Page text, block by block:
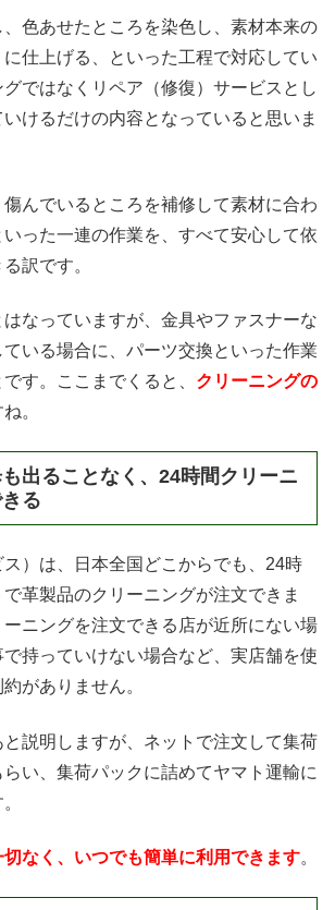
色あせたところを染色し、素材本来の
仕上げる、といった工程で対応してい
ではなくリペア（修復）サービスとし
けるだけの内容となっていると思いま
傷んでいるところを補修して素材に合わ
った一連の作業を、すべて安心して依
訳です。
はなっていますが、金具やファスナーな
いる場合に、パーツ交換といった作業
す。ここまでくると、 クリーニングの
。
出ることなく、24時間クリーニ
る
）は、日本全国どこからでも、24時
革製品のクリーニングが注文できま
ニングを注文できる店が近所にない場
持っていけない場合など、実店舗を使
がありません。
説明しますが、ネットで注文して集荷
い、集荷パックに詰めてヤマト運輸に
なく、いつでも簡単に利用できます。